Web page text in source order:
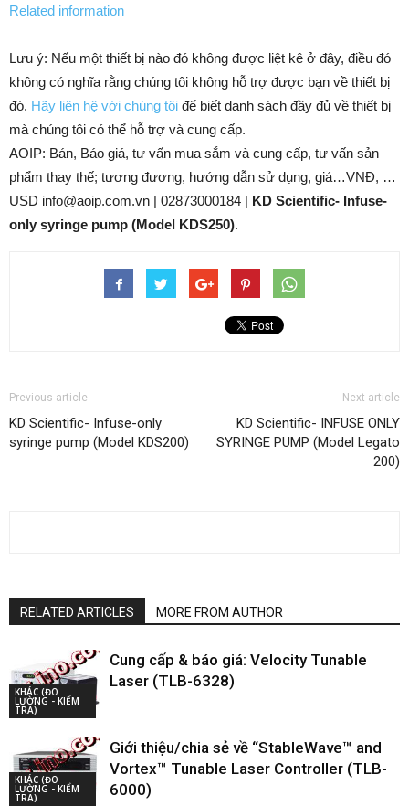
Related information
Lưu ý: Nếu một thiết bị nào đó không được liệt kê ở đây, điều đó
không có nghĩa rằng chúng tôi không hỗ trợ được bạn về thiết bị
đó. Hãy liên hệ với chúng tôi để biết danh sách đầy đủ về thiết bị
mà chúng tôi có thể hỗ trợ và cung cấp.
AOIP: Bán, Báo giá, tư vấn mua sắm và cung cấp, tư vấn sản
phẩm thay thế; tương đương, hướng dẫn sử dụng, giá…VNĐ, …
USD info@aoip.com.vn | 02873000184 | KD Scientific- Infuse-
only syringe pump (Model KDS250).
Previous article
KD Scientific- Infuse-only
syringe pump (Model KDS200)
Next article
KD Scientific- INFUSE ONLY
SYRINGE PUMP (Model Legato
200)
RELATED ARTICLES MORE FROM AUTHOR
KHÁC (ĐO
LƯỜNG - KIỂM
TRA)
Cung cấp & báo giá: Velocity Tunable
Laser (TLB-6328)
KHÁC (ĐO
LƯỜNG - KIỂM
TRA)
Giới thiệu/chia sẻ về “StableWave™ and
Vortex™ Tunable Laser Controller (TLB-
6000)